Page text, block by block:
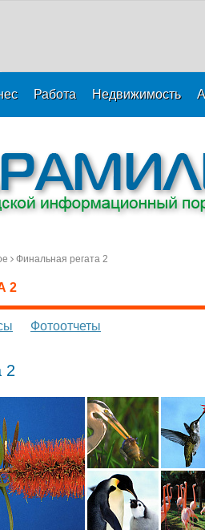
Работа Недвижимость
Финальная регата 2
2
Фотоотчеты
2